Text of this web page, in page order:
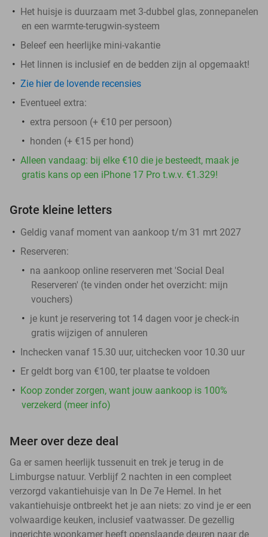
Het huisje is duurzaam met 3-dubbel glas, zonnepanelen
en een warmte-terugwin-systeem
Beleef een heerlijke mini-vakantie
Het linnen is inclusief en de bedden zijn al opgemaakt!
Zie hier de lovende recensies
Eventueel extra:
extra persoon (+ €10 per persoon)
honden (+ €15 per hond)
Alleen vandaag: bij elke €10 die je besteedt, maak je
gratis kans op een iPhone 17 Pro t.w.v. €1.329!
Grote kleine letters
Geldig vanaf moment van aankoop t/m 31 mrt 2027
Reserveren:
na aankoop online reserveren met 'Social Deal
Reserveren' (te vinden onder het overzicht: mijn
vouchers)
je kunt je reservering tot 14 dagen voor je check-in
gratis wijzigen of annuleren
Inchecken vanaf 15.30 uur, uitchecken voor 10.30 uur
Er geldt borg van €100, ter plaatse te voldoen
Koop zonder zorgen, want jouw aankoop is 100%
verzekerd (meer info)
Meer over deze deal
Ga er samen heerlijk tussenuit en trek je terug in de
Limburgse natuur. Verblijf 2 nachten in een compleet
verzorgd vakantiehuisje van In De 7e Hemel. In het
vakantiehuisje ontbreekt het je aan niets: zo vind je er een
volwaardige keuken, inclusief vaatwasser. De gezellig
ingerichte woonkamer heeft openslaande deuren naar de